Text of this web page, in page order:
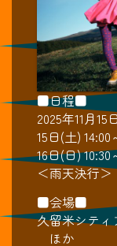
■日程■
2025年11月15
15日(土) 14:00
16日(日) 10:30
＜雨天決行＞
■会場■
久留米シティ
ほか